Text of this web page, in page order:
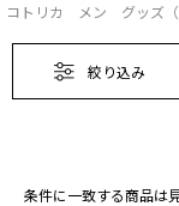
コトリカ メン グッズ（
絞り込み
条件に一致する商品は